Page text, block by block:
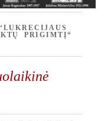
PRIGIMTĮ“